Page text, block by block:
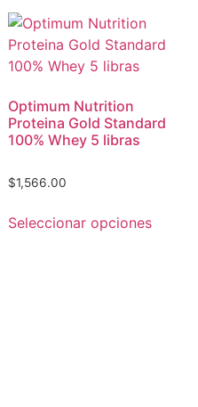
Optimum Nutrition
Proteina Gold Standard
100% Whey 5 libras
$1,566.00
Seleccionar opciones